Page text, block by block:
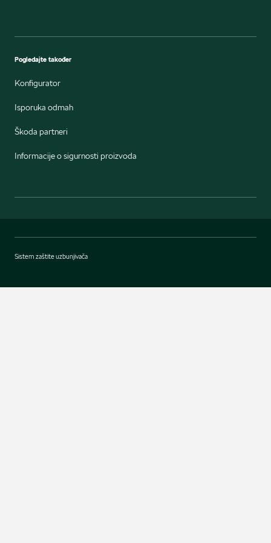
Pogledajte također
Konfigurator
Isporuka odmah
Škoda partneri
Informacije o sigurnosti proizvoda
Sistem zaštite uzbunjivača